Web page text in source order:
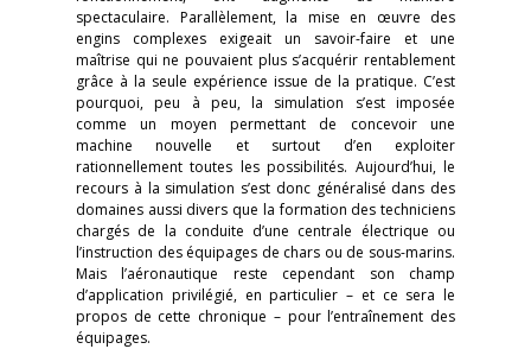
spectaculaire. Parallèlement, la mise en œuvre des
engins complexes exigeait un savoir-faire et une
maîtrise qui ne pouvaient plus s’acquérir rentablement
grâce à la seule expérience issue de la pratique. C’est
pourquoi, peu à peu, la simulation s’est imposée
comme un moyen permettant de concevoir une
machine nouvelle et surtout d’en exploiter
rationnellement toutes les possibilités. Aujourd’hui, le
recours à la simulation s’est donc généralisé dans des
domaines aussi divers que la formation des techniciens
chargés de la conduite d’une centrale électrique ou
l’instruction des équipages de chars ou de sous-marins.
Mais l’aéronautique reste cependant son champ
d’application privilégié, en particulier – et ce sera le
propos de cette chronique – pour l’entraînement des
équipages.